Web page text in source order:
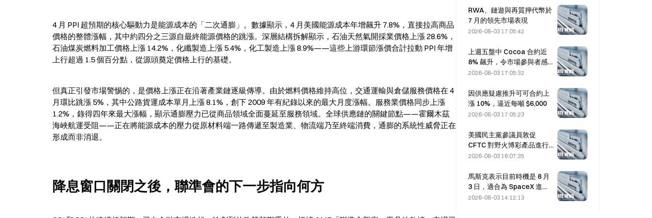
4 月 PPI 超預期的核心驅動力是能源成本的「二次通膨」。數據顯示，4 月美國能源成本年增飆升 7.8%，直接拉高商品
價格的整體漲幅，其中約四分之三源自最終能源價格的跳漲。深層結構拆解顯示，石油天然氣開採業價格上漲 28.6%，
石油煤炭燃料加工價格上漲 14.2%，化纖製造上漲 5.4%，化工製造上漲 8.9%——這些上游環節漲價合計拉動 PPI 年增
上行超過 1.5 個百分點，從源頭奠定價格上行的基礎。
但真正引發市場警惕的，是價格上漲正在沿著產業鏈逐級傳導。由於燃料價格維持高位，交通運輸與倉儲服務價格在 4
月環比跳漲 5%，其中公路貨運成本單月上漲 8.1%，創下 2009 年有紀錄以來的最大月度漲幅。服務業價格同步上漲
1.2%，錄得四年來最大漲幅，顯示通膨壓力已從商品領域全面蔓延至服務領域。全球供應鏈的關鍵節點——霍爾木茲
海峽航運受阻——正在將能源成本的壓力從原材料端一路傳遞至製造業、物流端乃至終端消費，通膨的系統性威脅正在
形成而非消退。
降息窗口關閉之後，聯準會的下一步指向何方
RWA、鏈遊與再質押代幣於
7 月的領先市場表現
2026-08-03 17:05:42
上週五盤中 Cocoa 合約近
8% 飆升，令市場參與者感
到意外
2026-08-03 17:05:32
因供應疑慮推升可可合約上
漲 10%，逼近每噸 $6,000
2026-08-03 17:05:23
美國民主黨參議員敦促
CFTC 對野火博彩產品進行
限制，理由是創紀錄的火災
2026-08-03 16:07:35
馬斯克表示目前時機是 8 月
3 日，適合為 SpaceX 進行
買入。
2026-08-03 14:12:13